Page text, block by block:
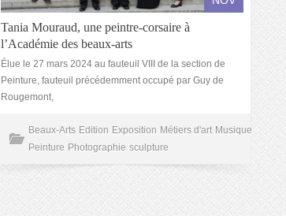
Tania Mouraud, une peintre-corsaire à
l’Académie des beaux-arts
Élue le 27 mars 2024 au fauteuil VIII de la section de
Peinture, fauteuil précédemment occupé par Guy de
Rougemont,
Beaux-Arts Edition Exposition Métiers d'art Musique
Peinture Photographie sculpture